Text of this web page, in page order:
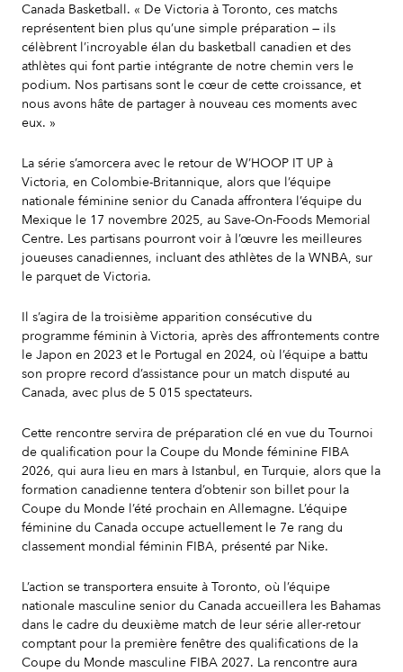
Canada Basketball. « De Victoria à Toronto, ces matchs
représentent bien plus qu’une simple préparation — ils
célèbrent l’incroyable élan du basketball canadien et des
athlètes qui font partie intégrante de notre chemin vers le
podium. Nos partisans sont le cœur de cette croissance, et
nous avons hâte de partager à nouveau ces moments avec
eux. »
La série s’amorcera avec le retour de W’HOOP IT UP à
Victoria, en Colombie-Britannique, alors que l’équipe
nationale féminine senior du Canada affrontera l’équipe du
Mexique le 17 novembre 2025, au Save-On-Foods Memorial
Centre. Les partisans pourront voir à l’œuvre les meilleures
joueuses canadiennes, incluant des athlètes de la WNBA, sur
le parquet de Victoria.
Il s’agira de la troisième apparition consécutive du
programme féminin à Victoria, après des affrontements contre
le Japon en 2023 et le Portugal en 2024, où l’équipe a battu
son propre record d’assistance pour un match disputé au
Canada, avec plus de 5 015 spectateurs.
Cette rencontre servira de préparation clé en vue du Tournoi
de qualification pour la Coupe du Monde féminine FIBA
2026, qui aura lieu en mars à Istanbul, en Turquie, alors que la
formation canadienne tentera d’obtenir son billet pour la
Coupe du Monde l’été prochain en Allemagne. L’équipe
féminine du Canada occupe actuellement le 7e rang du
classement mondial féminin FIBA, présenté par Nike.
L’action se transportera ensuite à Toronto, où l’équipe
nationale masculine senior du Canada accueillera les Bahamas
dans le cadre du deuxième match de leur série aller-retour
comptant pour la première fenêtre des qualifications de la
Coupe du Monde masculine FIBA 2027. La rencontre aura